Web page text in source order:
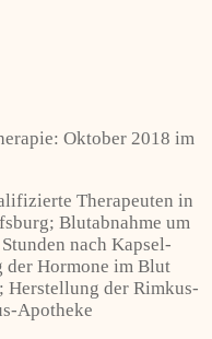
Oktober 2018 im
Therapeuten in
Blutabnahme um
nach Kapsel-
der Hormone im Blut
Herstellung der Rimkus-
Apotheke